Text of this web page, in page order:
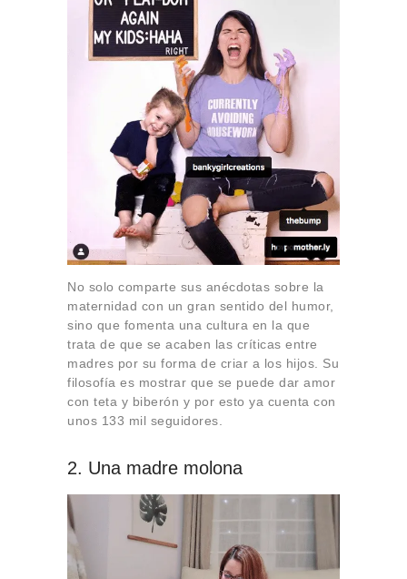
No solo comparte sus anécdotas sobre la
maternidad con un gran sentido del humor,
sino que fomenta una cultura en la que
trata de que se acaben las críticas entre
madres por su forma de criar a los hijos. Su
filosofía es mostrar que se puede dar amor
con teta y biberón y por esto ya cuenta con
unos 133 mil seguidores.
2. Una madre molona